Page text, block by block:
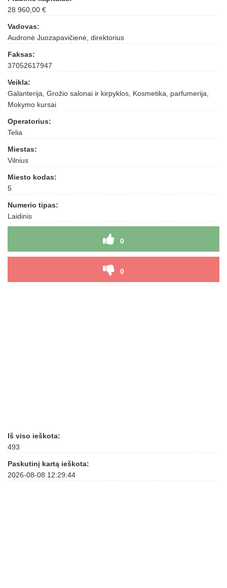
28 960,00 €
Vadovas:
Audronė Juozapavičienė, direktorius
Faksas:
37052617947
Veikla:
Galanterija, Grožio salonai ir kirpyklos, Kosmetika, parfumerija,
Mokymo kursai
Operatorius:
Telia
Miestas:
Vilnius
Miesto kodas:
5
Numerio tipas:
Laidinis
0
0
Iš viso ieškota:
493
Paskutinį kartą ieškota:
2026-08-08 12:29:44